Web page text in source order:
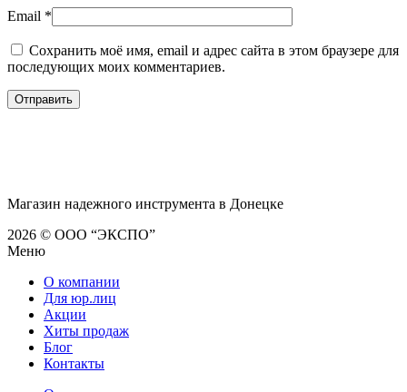
Email *
Сохранить моё имя, email и адрес сайта в этом браузере для
последующих моих комментариев.
Магазин надежного инструмента в Донецке
2026 © ООО “ЭКСПО”
Меню
О компании
Для юр.лиц
Акции
Хиты продаж
Блог
Контакты